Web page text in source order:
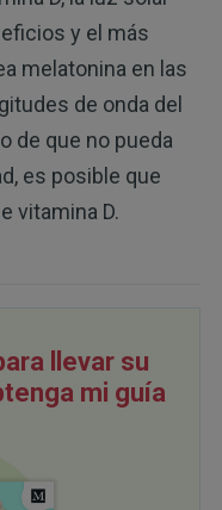
y el más
melatonina en las
de onda del
de que no pueda
es posible que
vitamina D.
llevar su
mi guía